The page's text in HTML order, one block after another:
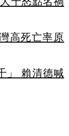
高死亡率原
」 賴清德喊